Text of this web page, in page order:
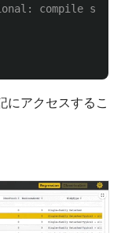
にアクセスするこ